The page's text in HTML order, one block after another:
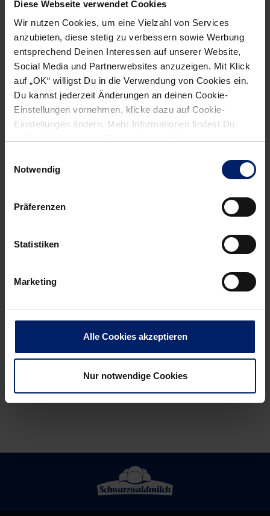
Diese Webseite verwendet Cookies
Wir nutzen Cookies, um eine Vielzahl von Services
anzubieten, diese stetig zu verbessern sowie Werbung
entsprechend Deinen Interessen auf unserer Website,
Social Media und Partnerwebsites anzuzeigen. Mit Klick
auf „OK“ willigst Du in die Verwendung von Cookies ein.
Du kannst jederzeit Änderungen an deinen Cookie-
Einstellungen vornehmen, klicke dazu auf Cookie-
Einstellungen ändern. Mehr Informationen findest Du
Notwendig
Präferenzen
Statistiken
Marketing
Alle Cookies akzeptieren
Nur notwendige Cookies
informiert werden willst, kannst du den Rhein-Neckar Löwen
navigation
„Können
noch
viel
erreichen“
Verstand“
(Rheinpfalz)